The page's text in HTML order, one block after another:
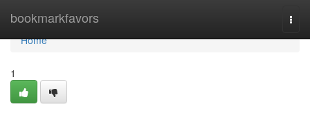
bookmarkfavors
Home
Home
1